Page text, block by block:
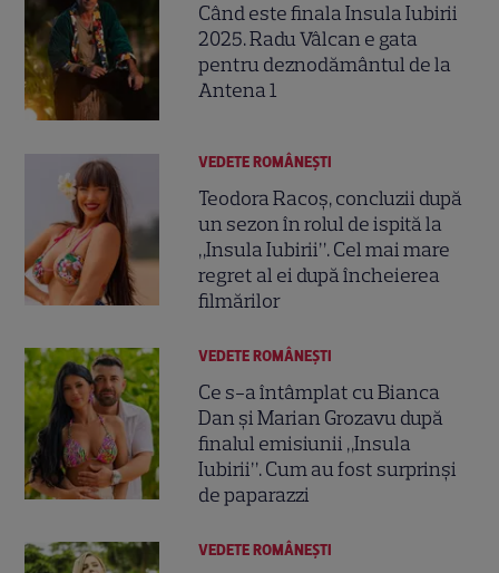
Când este finala Insula Iubirii
2025. Radu Vâlcan e gata
pentru deznodământul de la
Antena 1
VEDETE ROMÂNEŞTI
Teodora Racoș, concluzii după
un sezon în rolul de ispită la
„Insula Iubirii”. Cel mai mare
regret al ei după încheierea
filmărilor
VEDETE ROMÂNEŞTI
Ce s-a întâmplat cu Bianca
Dan și Marian Grozavu după
finalul emisiunii „Insula
Iubirii”. Cum au fost surprinși
de paparazzi
VEDETE ROMÂNEŞTI